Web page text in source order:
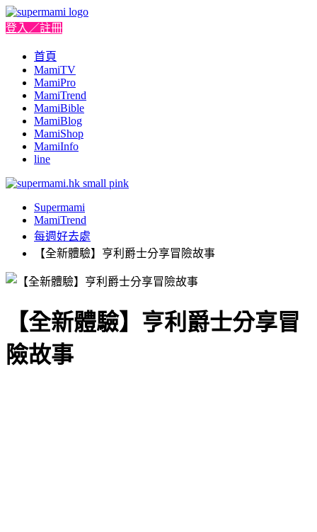
登入／註冊
首頁
MamiTV
MamiPro
MamiTrend
MamiBible
MamiBlog
MamiShop
MamiInfo
line
Supermami
MamiTrend
每週好去處
【全新體驗】亨利爵士分享冒險故事
【全新體驗】亨利爵士分享冒
險故事